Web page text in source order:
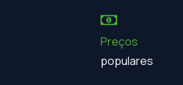
Preços
populares